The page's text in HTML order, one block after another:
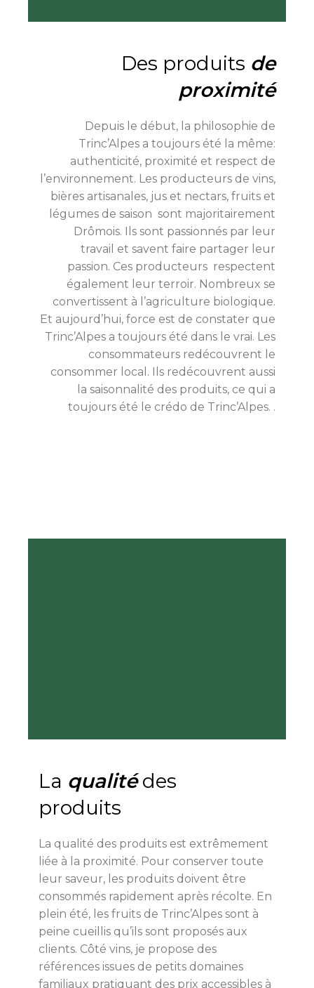
Des produits de
proximité
Depuis le début, la philosophie de
Trinc’Alpes a toujours été la même:
authenticité, proximité et respect de
l’environnement. Les producteurs de vins,
bières artisanales, jus et nectars, fruits et
légumes de saison sont majoritairement
Drômois. Ils sont passionnés par leur
travail et savent faire partager leur
passion. Ces producteurs respectent
également leur terroir. Nombreux se
convertissent à l’agriculture biologique.
Et aujourd’hui, force est de constater que
Trinc’Alpes a toujours été dans le vrai. Les
consommateurs redécouvrent le
consommer local. Ils redécouvrent aussi
la saisonnalité des produits, ce qui a
toujours été le crédo de Trinc’Alpes. .
La qualitédes
produits
La qualité des produits est extrêmement
liée à la proximité. Pour conserver toute
leur saveur, les produits doivent être
consommés rapidement après récolte. En
plein été, les fruits de Trinc’Alpes sont à
peine cueillis qu’ils sont proposés aux
clients. Côté vins, je propose des
références issues de petits domaines
familiaux pratiquant des prix accessibles à